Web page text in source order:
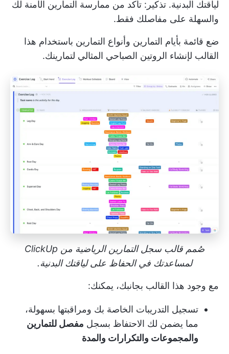
لياقتك البدنية. تذكير: تأكد من ممارسة التمارين الآمنة لك
والسهلة على مفاصلك فقط.
ضع قائمة بأيام التمارين وأنواع التمارين باستخدام هذا
القالب لإنشاء الروتين الصباحي المثالي لتمارينك.
صُمم قالب سجل التمارين الرياضية من ClickUp
لمساعدتك في الحفاظ على لياقتك البدنية.
مع وجود هذا القالب بجانبك، يمكنك:
تسجيل التدريبات الخاصة بك ومراقبتها بسهولة،
مما يضمن لك الاحتفاظ بسجل مفصل للتمارين
والمجموعات والتكرارات والمدة